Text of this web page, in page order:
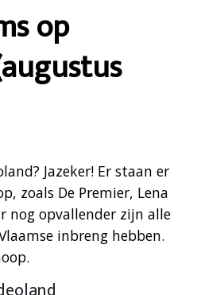
op
Jazeker! Er staan er
zoals De Premier, Lena
nog opvallender zijn alle
inbreng hebben.